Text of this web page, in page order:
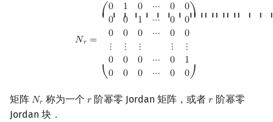
𝑁𝑟 =
⎛⎜ ⎜ ⎜ ⎜ ⎜ ⎜ ⎜ ⎜ ⎜ ⎜ ⎜ ⎜ ⎜
⎝
0 1 0 ⋯ 0
0
0
0 1 ⋯ 0
0
0
0 0 ⋯ 0
0
⋮
⋮ ⋮ ⋮
⋮
0
0 0 ⋯ 0
1
0
0 0 ⋯ 0 0
⎞
⎟ ⎟ ⎟ ⎟ ⎟ ⎟ ⎟
⎠
000 ⋯0 ⋮ ⋮⋮ ⋮ ⋮00
矩阵 𝑁𝑟
Nr 称为一个𝑟
r 阶幂零 Jordan 矩阵，或者𝑟
r 阶幂零
Jordan 块．